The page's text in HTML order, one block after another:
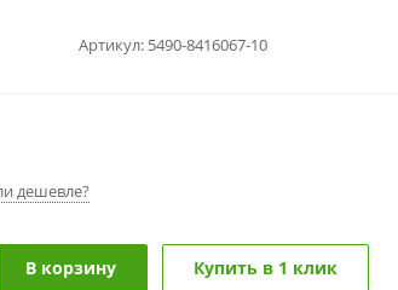
Артикул: 5490-8416067-10
дешевле?
В корзину Купить в 1 клик